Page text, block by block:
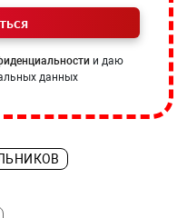
и даю
данных